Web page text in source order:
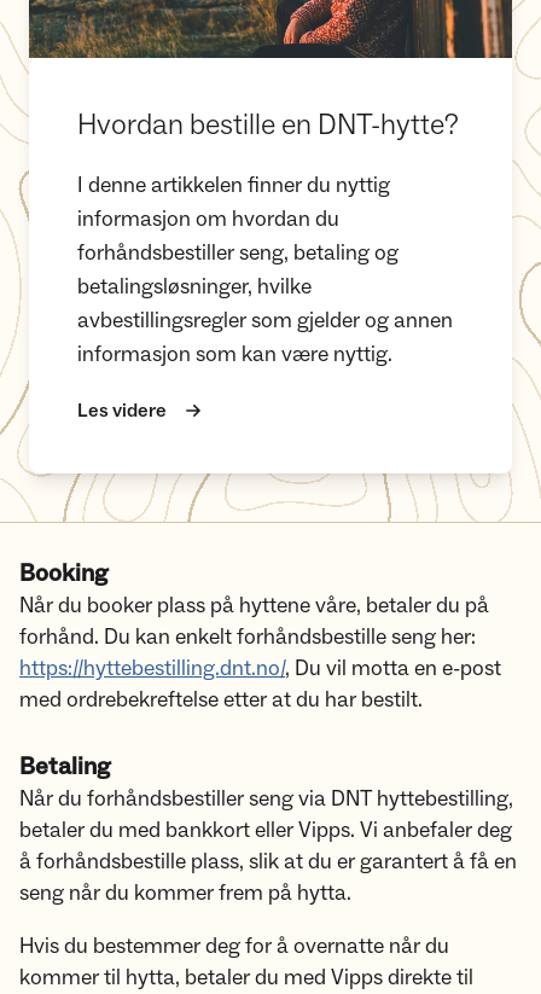
Hvordan bestille en DNT-hytte?
I denne artikkelen finner du nyttig
informasjon om hvordan du
forhåndsbestiller seng, betaling og
betalingsløsninger, hvilke
avbestillingsregler som gjelder og annen
informasjon som kan være nyttig.
Les videre
Booking
Når du booker plass på hyttene våre, betaler du på
forhånd. Du kan enkelt forhåndsbestille seng her:
https://hyttebestilling.dnt.no/, Du vil motta en e-post
med ordrebekreftelse etter at du har bestilt.
Betaling
Når du forhåndsbestiller seng via DNT hyttebestilling,
betaler du med bankkort eller Vipps. Vi anbefaler deg
å forhåndsbestille plass, slik at du er garantert å få en
seng når du kommer frem på hytta.
Hvis du bestemmer deg for å overnatte når du
kommer til hytta, betaler du med Vipps direkte til